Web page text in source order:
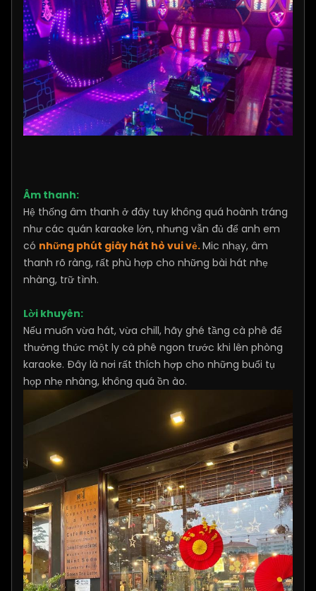
Âm thanh:
Hệ thống âm thanh ở đây tuy không quá hoành tráng
như các quán karaoke lớn, nhưng vẫn đủ để anh em
có những phút giây hát hò vui vẻ.Mic nhạy, âm
thanh rõ ràng, rất phù hợp cho những bài hát nhẹ
nhàng, trữ tình.
Lời khuyên:
Nếu muốn vừa hát, vừa chill, hãy ghé tầng cà phê để
thưởng thức một ly cà phê ngon trước khi lên phòng
karaoke. Đây là nơi rất thích hợp cho những buổi tụ
họp nhẹ nhàng, không quá ồn ào.​​​